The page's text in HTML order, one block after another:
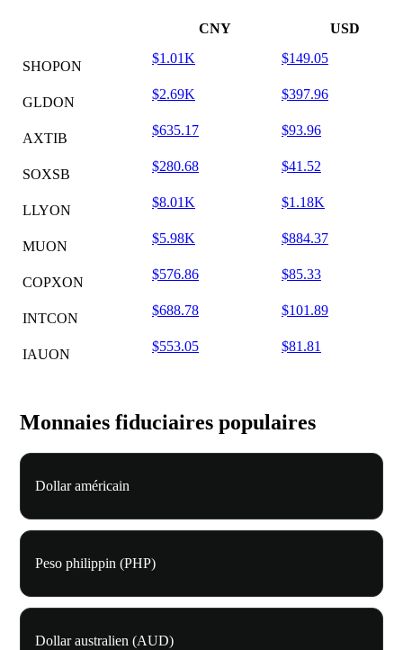
CNY USD
SHOPON
$1.01K $149.05
GLDON
$2.69K $397.96
AXTIB
$635.17 $93.96
SOXSB
$280.68 $41.52
LLYON
$8.01K $1.18K
MUON
$5.98K $884.37
COPXON
$576.86 $85.33
INTCON
$688.78 $101.89
IAUON
$553.05 $81.81
Monnaies fiduciaires populaires
Dollar américain
Peso philippin (PHP)
Dollar australien (AUD)